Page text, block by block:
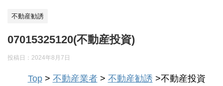
不動産勧誘
07015325120(不動産投資)
投稿日： 2024年8月7日
Top> 不動産業者> 不動産勧誘 >不動産投資